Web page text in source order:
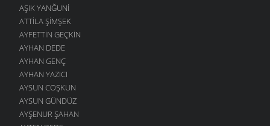
AŞIK YANĞUNI
ATTILA ŞIMŞEK
AYFETTIN GEÇKIN
AYHAN DEDE
AYHAN GENÇ
AYHAN YAZICI
AYSUN COŞKUN
AYSUN GÜNDÜZ
AYŞENUR ŞAHAN